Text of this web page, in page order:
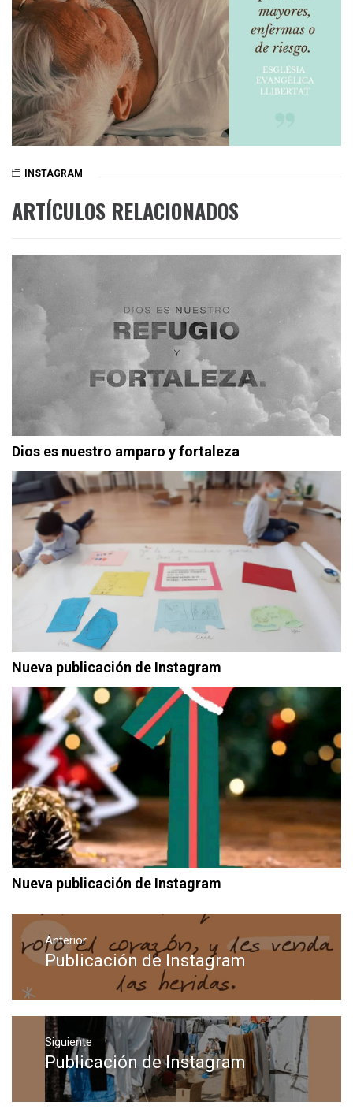
INSTAGRAM
ARTÍCULOS RELACIONADOS
Dios es nuestro amparo y fortaleza
Nueva publicación de Instagram
Nueva publicación de Instagram
Navegación
de
entradas
Anterior
Entrada
Publicación de Instagram
Siguiente
Entrada
siguiente:
Publicación de Instagram